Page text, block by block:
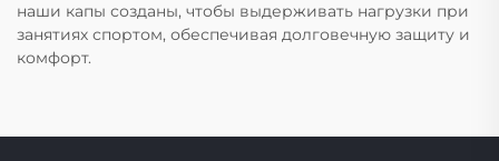
наши капы созданы, чтобы выдерживать нагрузки при
занятиях спортом, обеспечивая долговечную защиту и
комфорт.